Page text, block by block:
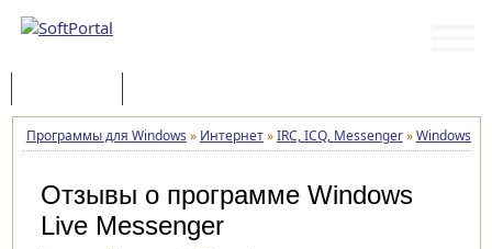
Программы для Windows » Интернет»IRC, ICQ, Messenger»Windows
Отзывы о программе Windows
Live Messenger